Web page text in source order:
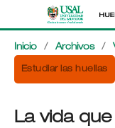
Inicio / Archivos /
Estudiar las huellas
La vida